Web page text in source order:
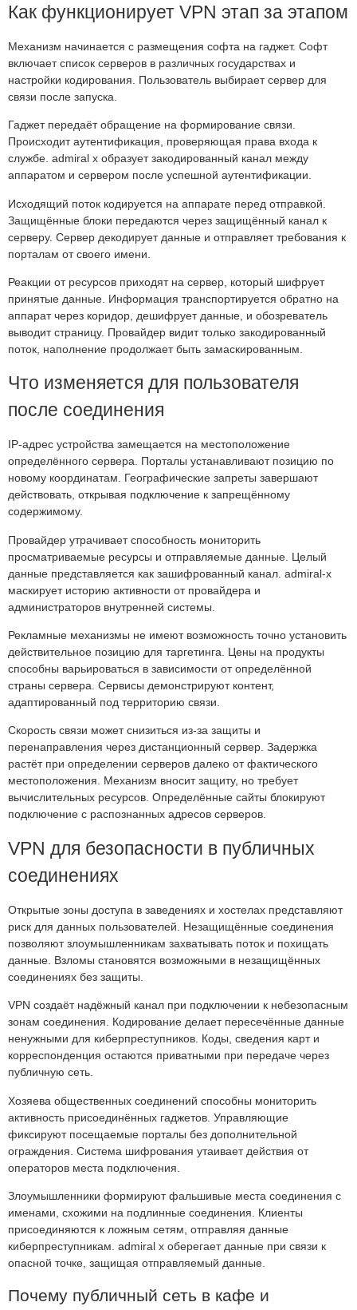
Как функционирует VPN этап за этапом
Механизм начинается с размещения софта на гаджет. Софт
включает список серверов в различных государствах и
настройки кодирования. Пользователь выбирает сервер для
связи после запуска.
Гаджет передаёт обращение на формирование связи.
Происходит аутентификация, проверяющая права входа к
службе. admiral x образует закодированный канал между
аппаратом и сервером после успешной аутентификации.
Исходящий поток кодируется на аппарате перед отправкой.
Защищённые блоки передаются через защищённый канал к
серверу. Сервер декодирует данные и отправляет требования к
порталам от своего имени.
Реакции от ресурсов приходят на сервер, который шифрует
принятые данные. Информация транспортируется обратно на
аппарат через коридор, дешифрует данные, и обозреватель
выводит страницу. Провайдер видит только закодированный
поток, наполнение продолжает быть замаскированным.
Что изменяется для пользователя
после соединения
IP-адрес устройства замещается на местоположение
определённого сервера. Порталы устанавливают позицию по
новому координатам. Географические запреты завершают
действовать, открывая подключение к запрещённому
содержимому.
Провайдер утрачивает способность мониторить
просматриваемые ресурсы и отправляемые данные. Целый
данные представляется как зашифрованный канал. admiral-x
маскирует историю активности от провайдера и
администраторов внутренней системы.
Рекламные механизмы не имеют возможность точно установить
действительное позицию для таргетинга. Цены на продукты
способны варьироваться в зависимости от определённой
страны сервера. Сервисы демонстрируют контент,
адаптированный под территорию связи.
Скорость связи может снизиться из-за защиты и
перенаправления через дистанционный сервер. Задержка
растёт при определении серверов далеко от фактического
местоположения. Механизм вносит защиту, но требует
вычислительных ресурсов. Определённые сайты блокируют
подключение с распознанных адресов серверов.
VPN для безопасности в публичных
соединениях
Открытые зоны доступа в заведениях и хостелах представляют
риск для данных пользователей. Незащищённые соединения
позволяют злоумышленникам захватывать поток и похищать
данные. Взломы становятся возможными в незащищённых
соединениях без защиты.
VPN создаёт надёжный канал при подключении к небезопасным
зонам соединения. Кодирование делает пересечённые данные
ненужными для киберпреступников. Коды, сведения карт и
корреспонденция остаются приватными при передаче через
публичную сеть.
Хозяева общественных соединений способны мониторить
активность присоединённых гаджетов. Управляющие
фиксируют посещаемые порталы без дополнительной
ограждения. Система шифрования утаивает действия от
операторов места подключения.
Злоумышленники формируют фальшивые места соединения с
именами, схожими на подлинные соединения. Клиенты
присоединяются к ложным сетям, отправляя данные
киберпреступникам. admiral x оберегает данные при связи к
опасной точке, защищая отправляемый данные.
Почему публичный сеть в кафе и